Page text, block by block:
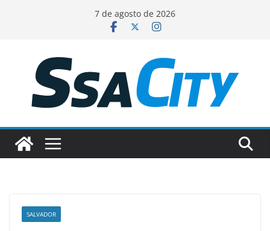
conteúdo
7 de agosto de 2026
SALVADOR